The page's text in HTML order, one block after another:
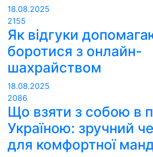
18.08.2025
2155
Як відгуки
боротися з онлайн-
шахрайством
18.08.2025
2086
Що взяти з собою в
Україною: зручний
для комфортної